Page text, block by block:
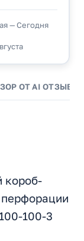
— Сегодня
ОТ AI ОТЗЫВЫ
короб-
100-3